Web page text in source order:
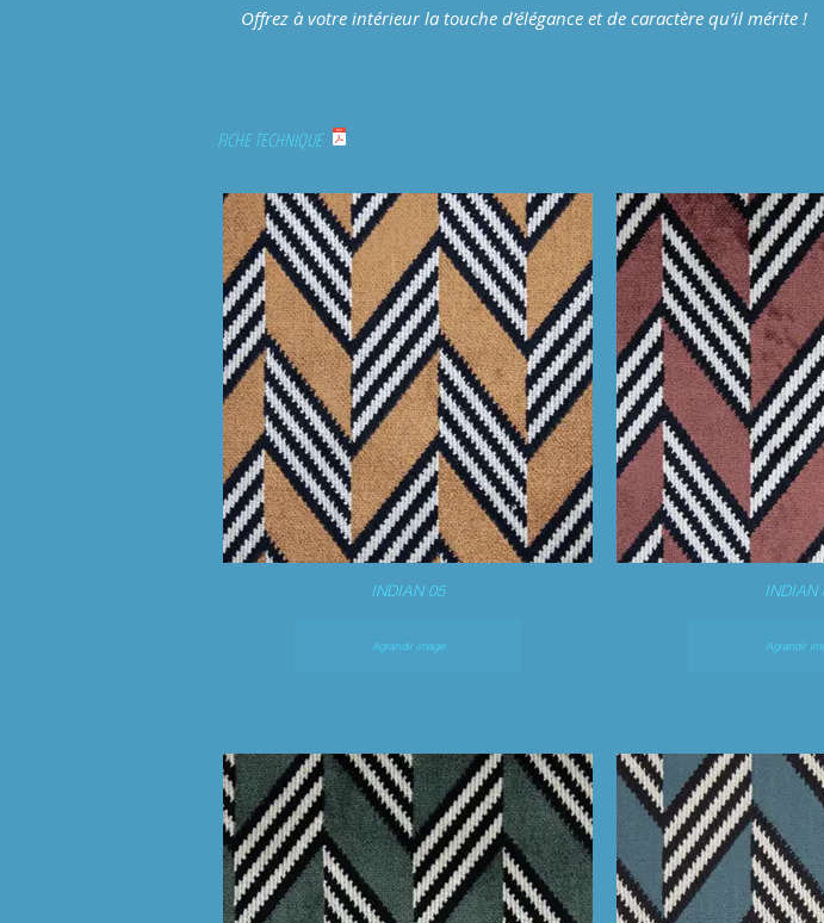
Offrez à votre intérieur la touche d’élégance et de caractère qu’il mérite !
FICHE TECHNIQUE
INDIAN 05
Agrandir image
INDIAN
Agrandir